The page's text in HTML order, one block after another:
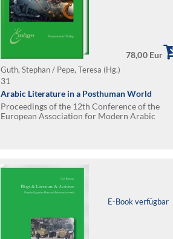
78,00 Eur
Guth, Stephan / Pepe, Teresa (Hg.)
31
Arabic Literature in a Posthuman World
Proceedings of the 12th Conference of the
European Association for Modern Arabic
E-Book verfügbar